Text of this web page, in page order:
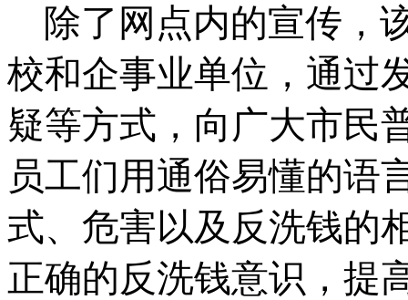
除了网点内的宣传，
校和企事业单位，通过
疑等方式，向广大市民
员工们用通俗易懂的语
式、危害以及反洗钱的
正确的反洗钱意识，提